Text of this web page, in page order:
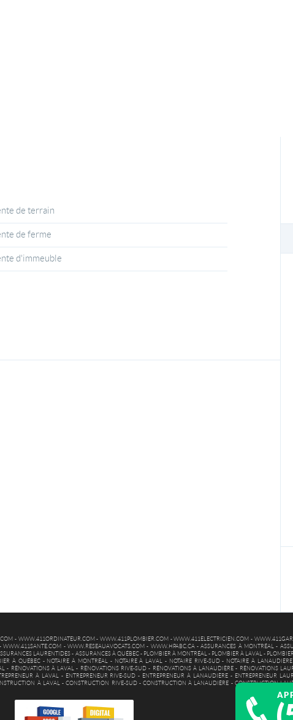
de terrain
de ferme
d'immeuble
- WWW.411ORDINATEUR.COM - WWW.411PLOMBIER.COM -WWW.411ELECTRICIEN.COM -
-WWW.411SANTE.COM - WWW.RESEAUAVOCATS.COM - WWW.HPABC.CA-ASSURANCES À MONTRÉAL -
LAURENTIDES- ASSURANCES À QUÉBEC- PLOMBIER À MONTRÉAL - PLOMBIER À LAVAL -
À QUÉBEC- NOTAIRE À MONTRÉAL - NOTAIRE À LAVAL - NOTAIRE RIVE-SUD- NOTAIRE À LANAUDIÈRE
- RÉNOVATIONS À LAVAL - RÉNOVATIONS RIVE-SUD - RÉNOVATIONS À LANAUDIÈRE - RÉNOVATIONS
À LAVAL - ENTREPRENEUR RIVE-SUD - ENTREPRENEUR À LANAUDIÈRE - ENTREPRENEUR
À LAVAL -CONSTRUCTION RIVE-SUD- CONSTRUCTION À LANAUDIÈRE - CONSTRUCTION